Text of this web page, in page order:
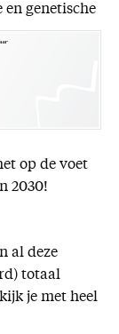
genetische
op de voet
2030!
al deze
totaal
je met heel